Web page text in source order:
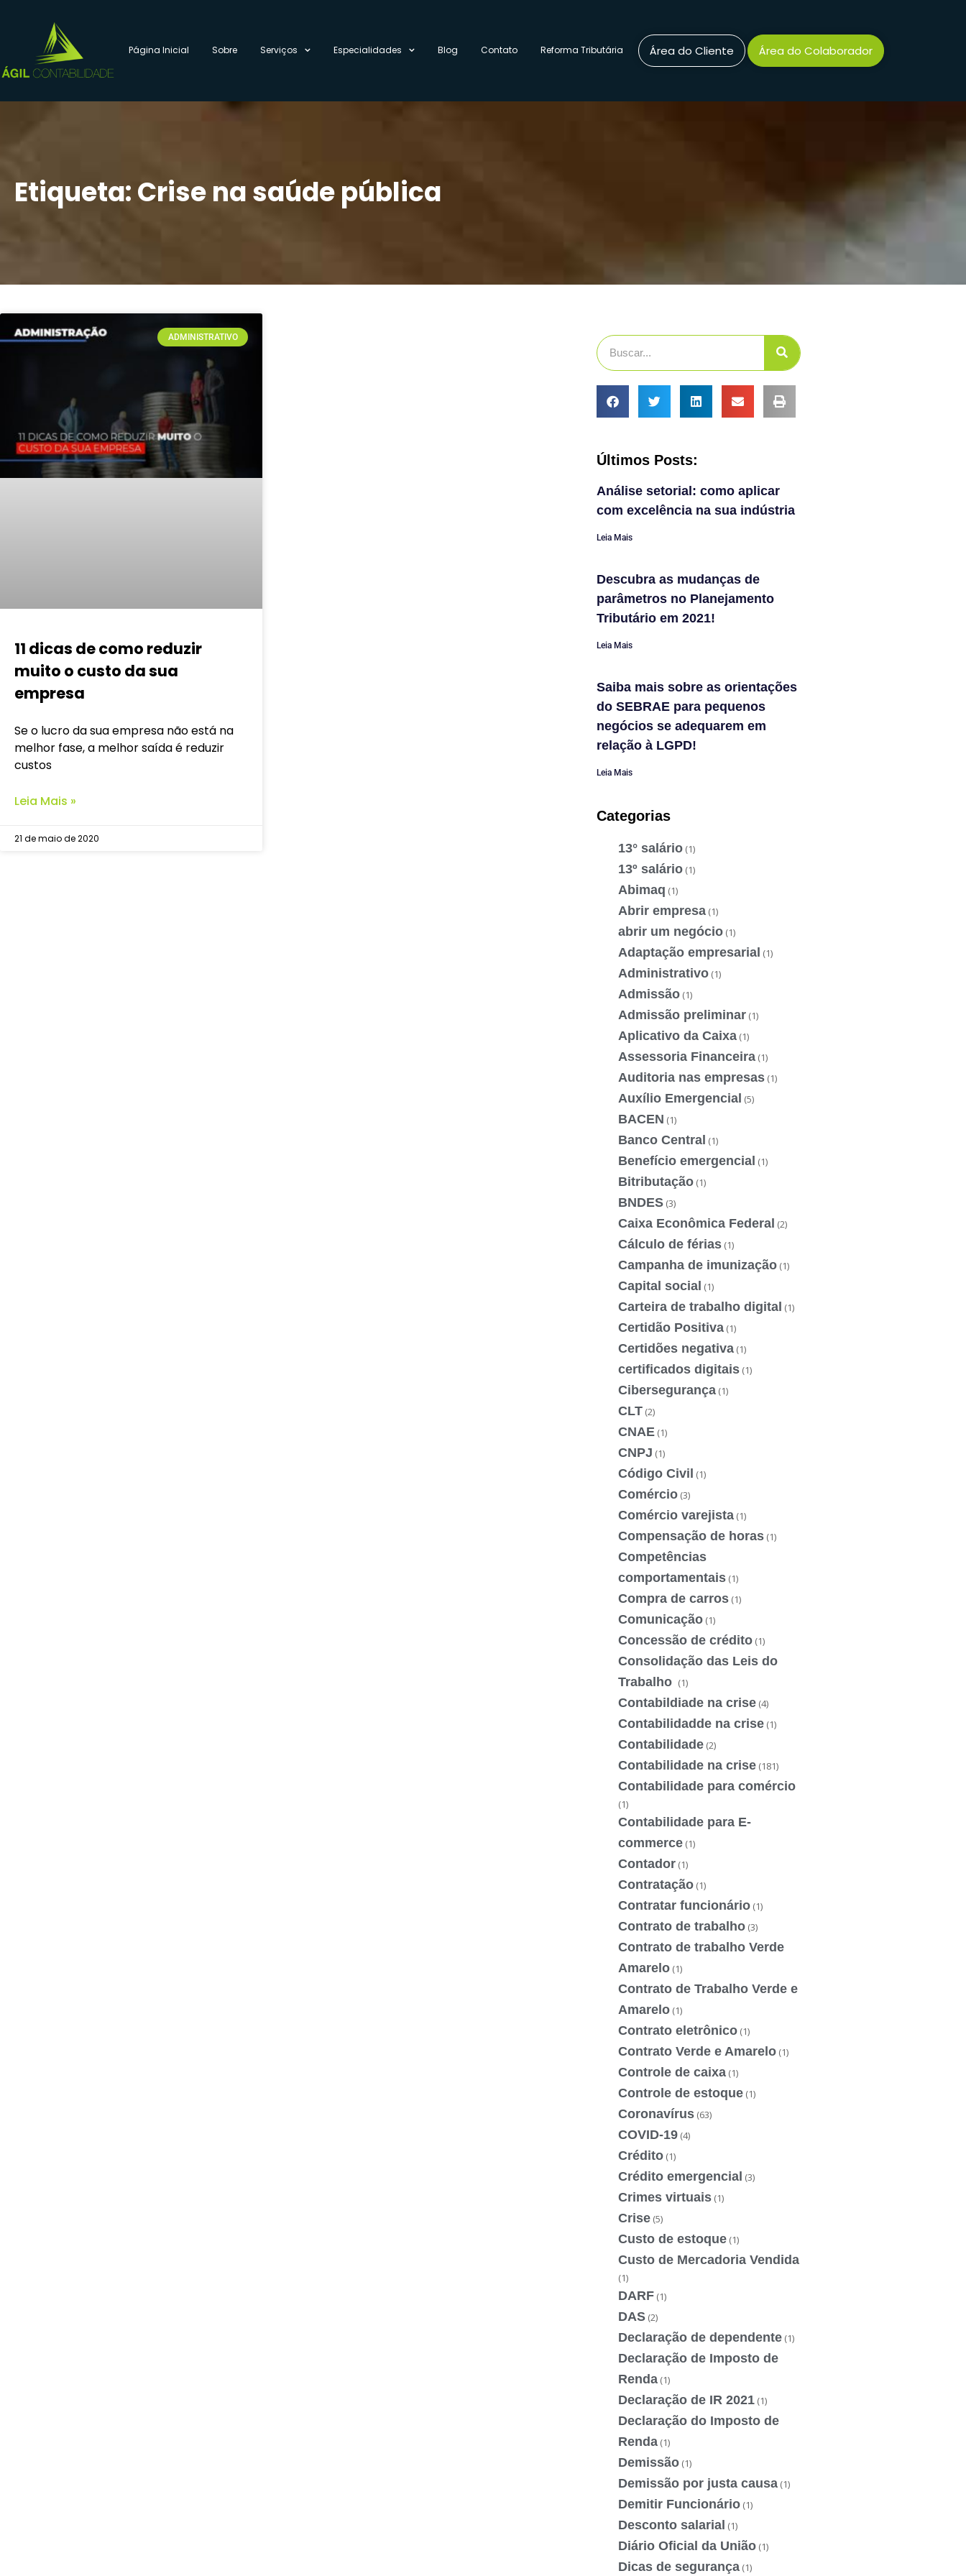
Página Inicial Sobre Serviços Especialidades Blog Contato Reforma Tributária Área do Cliente Área do Colaborador
Etiqueta: Crise na saúde pública
ADMINISTRATIVO
11 dicas de como reduzir
muito o custo da sua
empresa
Se o lucro da sua empresa não está na
melhor fase, a melhor saída é reduzir
custos
Leia Mais »
21 de maio de 2020
Últimos Posts:
Análise setorial: como aplicar
com excelência na sua indústria
Leia Mais
Descubra as mudanças de
parâmetros no Planejamento
Tributário em 2021!
Leia Mais
Saiba mais sobre as orientações
do SEBRAE para pequenos
negócios se adequarem em
relação à LGPD!
Leia Mais
Categorias
13° salário (1)
13º salário (1)
Abimaq (1)
Abrir empresa (1)
abrir um negócio (1)
Adaptação empresarial (1)
Administrativo (1)
Admissão (1)
Admissão preliminar (1)
Aplicativo da Caixa (1)
Assessoria Financeira (1)
Auditoria nas empresas (1)
Auxílio Emergencial (5)
BACEN (1)
Banco Central (1)
Benefício emergencial (1)
Bitributação (1)
BNDES (3)
Caixa Econômica Federal (2)
Cálculo de férias (1)
Campanha de imunização (1)
Capital social (1)
Carteira de trabalho digital (1)
Certidão Positiva (1)
Certidões negativa (1)
certificados digitais (1)
Cibersegurança (1)
CLT (2)
CNAE (1)
CNPJ (1)
Código Civil (1)
Comércio (3)
Comércio varejista (1)
Compensação de horas (1)
Competências
comportamentais (1)
Compra de carros (1)
Comunicação (1)
Concessão de crédito (1)
Consolidação das Leis do
Trabalho (1)
Contabildiade na crise (4)
Contabilidadde na crise (1)
Contabilidade (2)
Contabilidade na crise (181)
Contabilidade para comércio
(1)
Contabilidade para E-
commerce (1)
Contador (1)
Contratação (1)
Contratar funcionário (1)
Contrato de trabalho (3)
Contrato de trabalho Verde
Amarelo (1)
Contrato de Trabalho Verde e
Amarelo (1)
Contrato eletrônico (1)
Contrato Verde e Amarelo (1)
Controle de caixa (1)
Controle de estoque (1)
Coronavírus (63)
COVID-19 (4)
Crédito (1)
Crédito emergencial (3)
Crimes virtuais (1)
Crise (5)
Custo de estoque (1)
Custo de Mercadoria Vendida
(1)
DARF (1)
DAS (2)
Declaração de dependente (1)
Declaração de Imposto de
Renda (1)
Declaração de IR 2021 (1)
Declaração do Imposto de
Renda (1)
Demissão (1)
Demissão por justa causa (1)
Demitir Funcionário (1)
Desconto salarial (1)
Diário Oficial da União (1)
Dicas de segurança (1)